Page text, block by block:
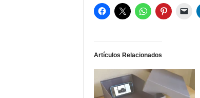
Artículos Relacionados